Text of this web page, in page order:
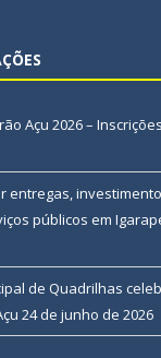
Açu 2026 –
entregas,
públicos em
de Quadrilhas
24 de junho de 2026